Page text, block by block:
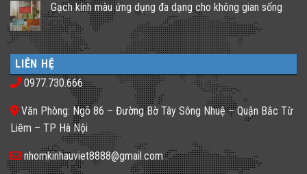
pháp
lấy
ánh
sáng
cho
nhà
phố
thiếu
sáng
tối
bình
luận
ở
𝐕𝐢̀
𝐒𝐚𝐨
𝐍𝐡𝐚̀
𝐇𝐚̀𝐧𝐠,
𝐊𝐡𝐚́𝐜𝐡
𝐒𝐚̣𝐧
𝐍𝐞̂𝐧
𝐂𝐡𝐨̣𝐧
𝐆𝐚̣𝐜𝐡
𝐊𝐢́𝐧𝐡
𝐓𝐫𝐨𝐧𝐠
𝐓𝐡𝐢𝐞̂́𝐭
𝐊𝐞̂́?
Gạch kính màu ứng dụng đa dạng cho không gian sống
Không
có
bình
luận
ở
Gạch
kính
màu
đa
dạng
cho
không
gian
sống
LIÊN HỆ
0977.730.666
Văn Phòng: Ngõ 86 – Đường Bờ Tây Sông Nhuệ – Quận Bắc Từ
Liêm – TP Hà Nội
nhomkinhauviet8888@gmail.com